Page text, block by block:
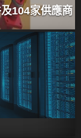
104家供應商